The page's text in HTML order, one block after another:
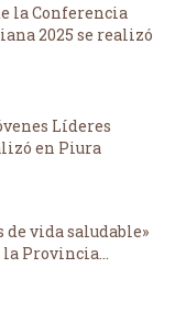
la Conferencia
2025 se realizó
Líderes
en Piura
de vida saludable»
Provincia...